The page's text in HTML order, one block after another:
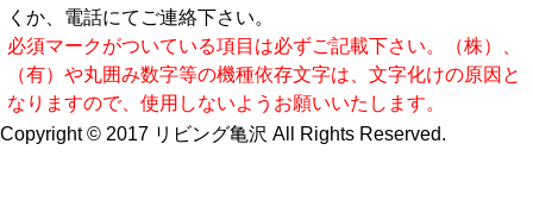
くか、電話にてご連絡下さい。
必須マークがついている項目は必ずご記載下さい。（株）、
（有）や丸囲み数字等の機種依存文字は、文字化けの原因と
なりますので、使用しないようお願いいたします。
Copyright © 2017 リビング亀沢 All Rights Reserved.